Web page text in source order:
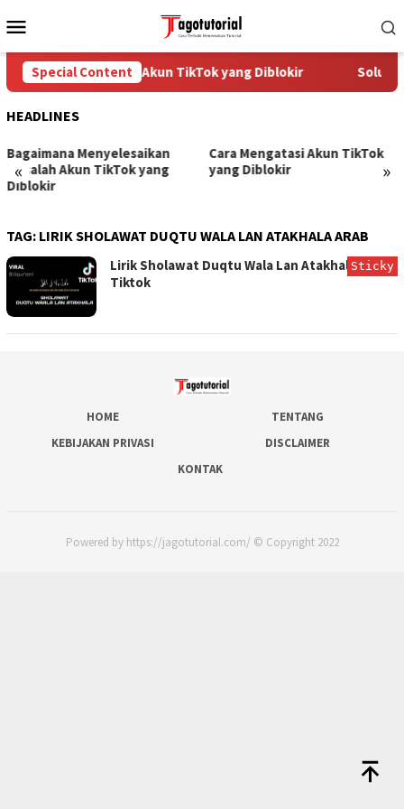
to
Menu
Special Content
Cara Mengatasi Akun TikTok yang Diblokir Solusi
HEADLINES
« »
Bagaimana Menyelesaikan
Masalah Akun TikTok yang
Diblokir
Cara Mengatasi Akun TikTok
yang Diblokir
TAG: LIRIK SHOLAWAT DUQTU WALA LAN ATAKHALA ARAB
Lirik Sholawat Duqtu Wala Lan Atakhala Viral
Tiktok
Sticky
HOME
TENTANG
KEBIJAKAN PRIVASI
DISCLAIMER
KONTAK
Powered by https://jagotutorial.com/ © Copyright 2022